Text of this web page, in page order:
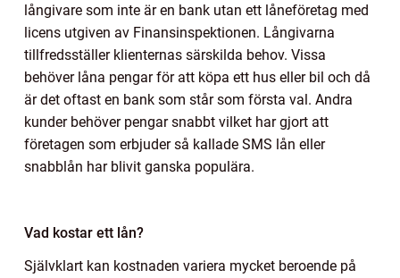
långivare som inte är en bank utan ett låneföretag med
licens utgiven av Finansinspektionen. Långivarna
tillfredsställer klienternas särskilda behov. Vissa
behöver låna pengar för att köpa ett hus eller bil och då
är det oftast en bank som står som första val. Andra
kunder behöver pengar snabbt vilket har gjort att
företagen som erbjuder så kallade SMS lån eller
snabblån har blivit ganska populära.
Vad kostar ett lån?
Självklart kan kostnaden variera mycket beroende på